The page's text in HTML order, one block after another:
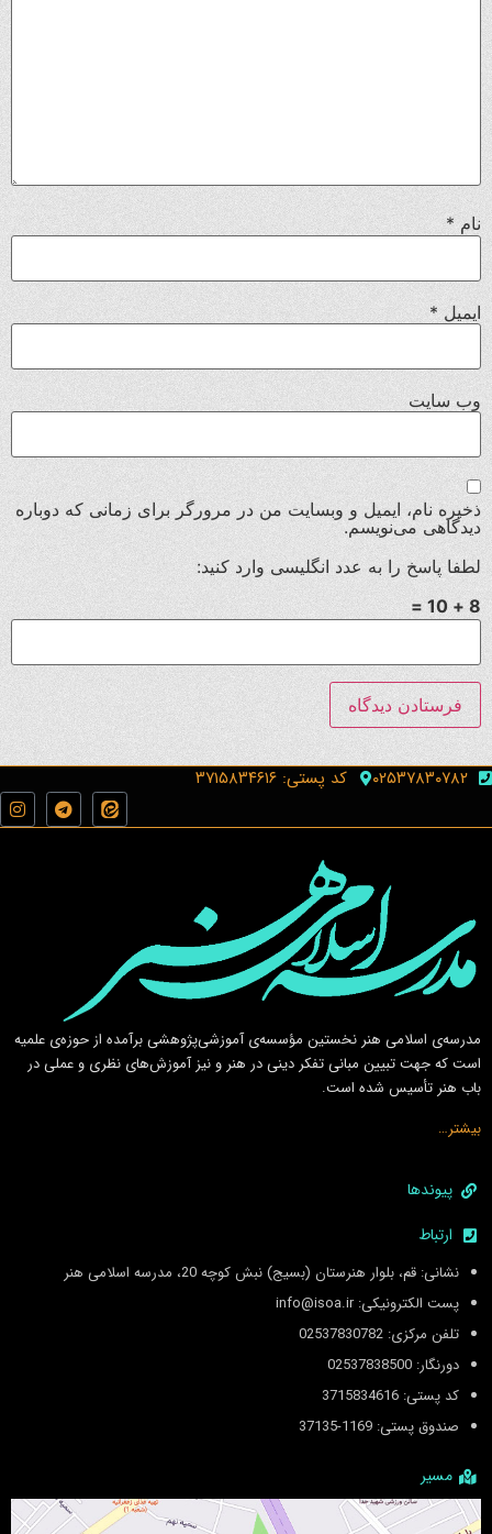
نام *
ایمیل*
وب‌ سایت
ذخیره نام، ایمیل و وبسایت من در مرورگر برای زمانی که دوباره
دیدگاهی می‌نویسم.
لطفا پاسخ را به عدد انگلیسی وارد کنید:
8 + 10 =
۰۲۵۳۷۸۳۰۷۸۲ کد پستی: ۳۷۱۵۸۳۴۶۱۶
مدرسه‌ی اسلامى هنر نخستين مؤسسه‌ی آموزشى‌پژوهشى برآمده از حوزه‌ی علميه
است كه جهت تبيين مبانى تفكر دينى در هنر و نيز آموزش‌هاى نظرى و عملى در
باب هنر تأسيس شده است.
بیشتر…
پیوندها
ارتباط
نشانی: قم، بلوار هنرستان (بسیج) نبش کوچه 20، مدرسه اسلامی هنر
پست الکترونیکی: info@isoa.ir
تلفن مرکزی: 02537830782
دورنگار: 02537838500
کد پستی: 3715834616
صندوق پستی: 1169-37135
مسیر